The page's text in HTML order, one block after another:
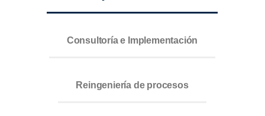
Consultoría e Implementación
Reingeniería de procesos